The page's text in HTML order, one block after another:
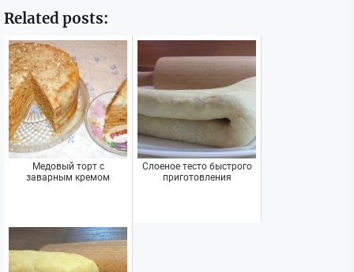
Related posts:
Медовый торт с
заварным кремом
Слоеное тесто быстрого
приготовления